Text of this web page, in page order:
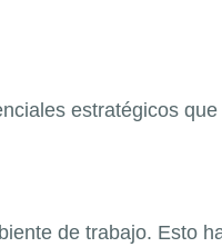
estratégicos que
de trabajo. Esto